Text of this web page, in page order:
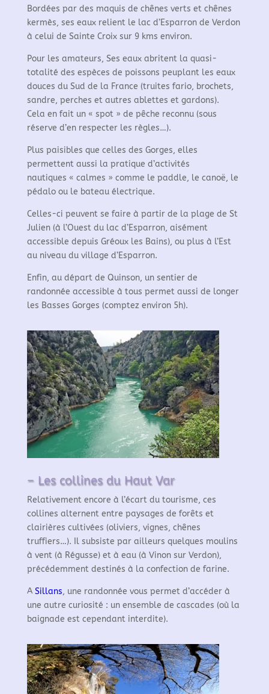
Bordées par des maquis de chênes verts et chênes
kermès, ses eaux relient le lac d’Esparron de Verdon
à celui de Sainte Croix sur 9 kms environ.
Pour les amateurs, Ses eaux abritent la quasi-
totalité des espèces de poissons peuplant les eaux
douces du Sud de la France (truites fario, brochets,
sandre, perches et autres ablettes et gardons).
Cela en fait un « spot » de pêche reconnu (sous
réserve d’en respecter les règles…).
Plus paisibles que celles des Gorges, elles
permettent aussi la pratique d’activités
nautiques « calmes » comme le paddle, le canoë, le
pédalo ou le bateau électrique.
Celles-ci peuvent se faire à partir de la plage de St
Julien (à l’Ouest du lac d’Esparron, aisément
accessible depuis Gréoux les Bains), ou plus à l’Est
au niveau du village d’Esparron.
Enfin, au départ de Quinson, un sentier de
randonnée accessible à tous permet aussi de longer
les Basses Gorges (comptez environ 5h).
– Les collines du Haut Var
Relativement encore à l’écart du tourisme, ces
collines alternent entre paysages de forêts et
clairières cultivées (oliviers, vignes, chênes
truffiers…). Il subsiste par ailleurs quelques moulins
à vent (à Régusse) et à eau (à Vinon sur Verdon),
précédemment destinés à la confection de farine.
A Sillans, une randonnée vous permet d’accéder à
une autre curiosité : un ensemble de cascades (où la
baignade est cependant interdite).